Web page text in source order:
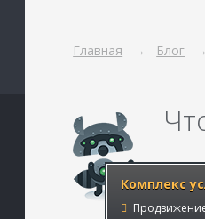
Главная Блог
Комплекс